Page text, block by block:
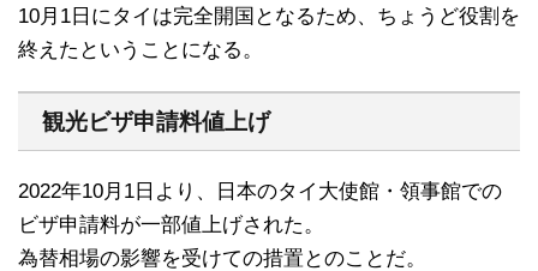
10月1日にタイは完全開国となるため、ちょうど役割を
終えたということになる。
観光ビザ申請料値上げ
2022年10月1日より、日本のタイ大使館・領事館での
ビザ申請料が一部値上げされた。
為替相場の影響を受けての措置とのことだ。